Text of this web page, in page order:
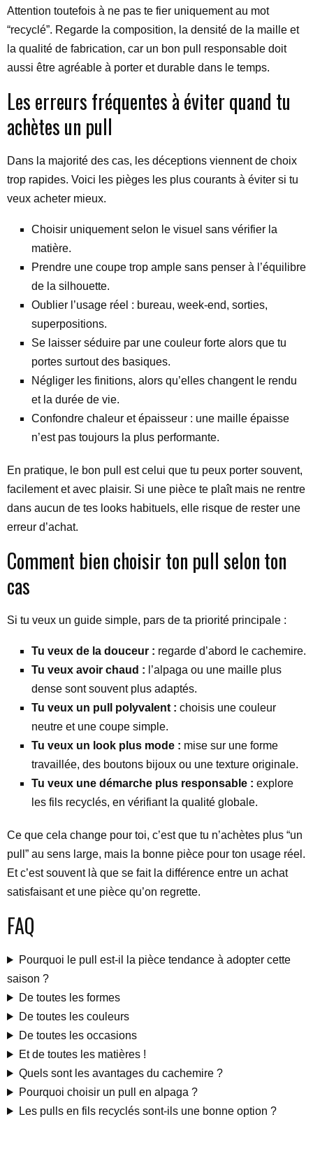
Attention toutefois à ne pas te fier uniquement au mot
“recyclé”. Regarde la composition, la densité de la maille et
la qualité de fabrication, car un bon pull responsable doit
aussi être agréable à porter et durable dans le temps.
Les erreurs fréquentes à éviter quand tu
achètes un pull
Dans la majorité des cas, les déceptions viennent de choix
trop rapides. Voici les pièges les plus courants à éviter si tu
veux acheter mieux.
Choisir uniquement selon le visuel sans vérifier la
matière.
Prendre une coupe trop ample sans penser à l’équilibre
de la silhouette.
Oublier l’usage réel : bureau, week-end, sorties,
superpositions.
Se laisser séduire par une couleur forte alors que tu
portes surtout des basiques.
Négliger les finitions, alors qu’elles changent le rendu
et la durée de vie.
Confondre chaleur et épaisseur : une maille épaisse
n’est pas toujours la plus performante.
En pratique, le bon pull est celui que tu peux porter souvent,
facilement et avec plaisir. Si une pièce te plaît mais ne rentre
dans aucun de tes looks habituels, elle risque de rester une
erreur d’achat.
Comment bien choisir ton pull selon ton
cas
Si tu veux un guide simple, pars de ta priorité principale :
Tu veux de la douceur : regarde d’abord le cachemire.
Tu veux avoir chaud : l’alpaga ou une maille plus
dense sont souvent plus adaptés.
Tu veux un pull polyvalent : choisis une couleur
neutre et une coupe simple.
Tu veux un look plus mode : mise sur une forme
travaillée, des boutons bijoux ou une texture originale.
Tu veux une démarche plus responsable : explore
les fils recyclés, en vérifiant la qualité globale.
Ce que cela change pour toi, c’est que tu n’achètes plus “un
pull” au sens large, mais la bonne pièce pour ton usage réel.
Et c’est souvent là que se fait la différence entre un achat
satisfaisant et une pièce qu’on regrette.
FAQ
Pourquoi le pull est-il la pièce tendance à adopter cette
saison ?
De toutes les formes
De toutes les couleurs
De toutes les occasions
Et de toutes les matières !
Quels sont les avantages du cachemire ?
Pourquoi choisir un pull en alpaga ?
Les pulls en fils recyclés sont-ils une bonne option ?